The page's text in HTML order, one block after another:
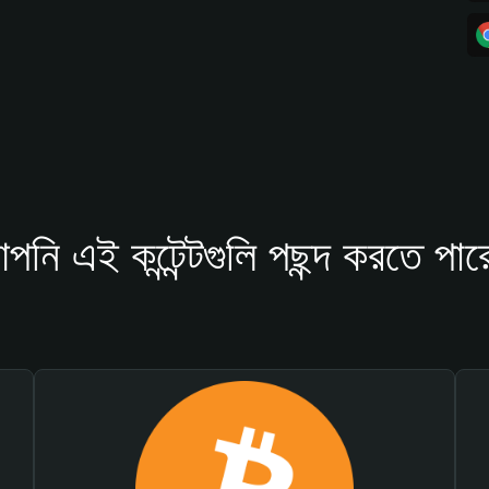
এই কন্টেন্টগুলি পছন্দ করতে